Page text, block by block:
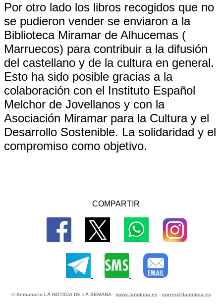
Por otro lado los libros recogidos que no
se pudieron vender se enviaron a la
Biblioteca Miramar de Alhucemas (
Marruecos) para contribuir a la difusión
del castellano y de la cultura en general.
Esto ha sido posible gracias a la
colaboración con el Instituto Español
Melchor de Jovellanos y con la
Asociación Miramar para la Cultura y el
Desarrollo Sostenible. La solidaridad y el
compromiso como objetivo.
COMPARTIR
© Semanario LA NOTICIA DE LA SEMANA - www.lanoticia.es - correo@lanoticia.es